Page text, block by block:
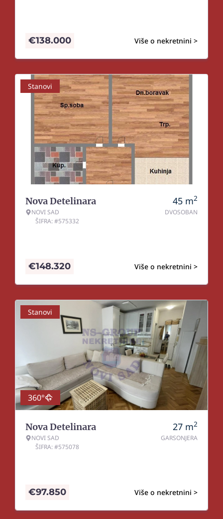
Više o nekretnini >
€138.000
Stanovi
Nova Detelinara
NOVI SAD
ŠIFRA: #575332
45 m2
DVOSOBAN
Više o nekretnini >
€148.320
Stanovi
360°
Nova Detelinara
NOVI SAD
ŠIFRA: #575078
27 m2
GARSONJERA
Više o nekretnini >
€97.850